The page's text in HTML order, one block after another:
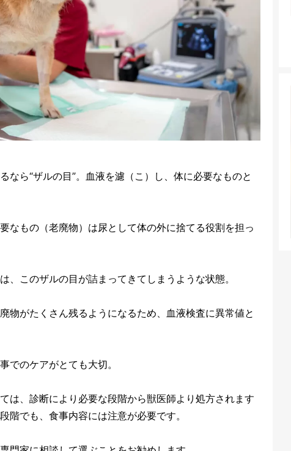
なら“ザルの目”。血液を濾（こ）し、体に必要なものと
なもの（老廃物）は尿として体の外に捨てる役割を担っ
、このザルの目が詰まってきてしまうような状態。
物がたくさん残るようになるため、血液検査に異常値と
でのケアがとても大切。
は、診断により必要な段階から獣医師より処方されます
階でも、食事内容には注意が必要です。